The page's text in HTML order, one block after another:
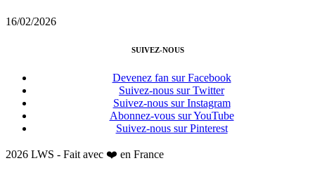
16/02/2026
SUIVEZ-NOUS
Devenez fan sur Facebook
Suivez-nous sur Twitter
Suivez-nous sur Instagram
Abonnez-vous sur YouTube
Suivez-nous sur Pinterest
2026 LWS - Fait avec ❤️ en France